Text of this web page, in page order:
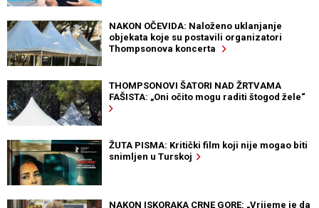
NAKON OČEVIDA: Naloženo uklanjanje
objekata koje su postavili organizatori
Thompsonova koncerta
THOMPSONOVI ŠATORI NAD ŽRTVAMA
FAŠISTA: „Oni očito mogu raditi štogod žele“
ŽUTA PISMA: Kritički film koji nije mogao biti
snimljen u Turskoj
NAKON ISKORAKA CRNE GORE: „Vrijeme je da